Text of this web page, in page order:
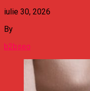
iulie 30, 2026
By
b2bseo